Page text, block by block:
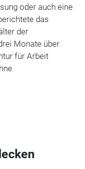
oder auch eine
das
der
Monate über
für Arbeit